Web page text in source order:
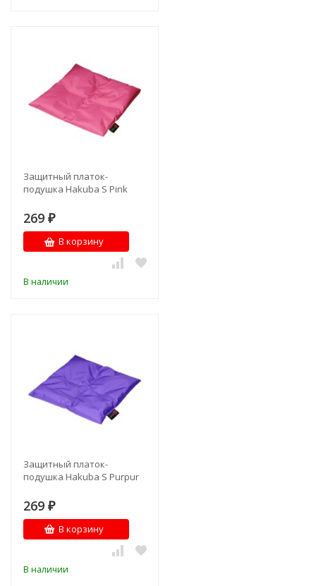
Защитный платок-
подушка Hakuba S Pink
269 ₽
В корзину
В наличии
Защитный платок-
подушка Hakuba S Purpur
269 ₽
В корзину
В наличии